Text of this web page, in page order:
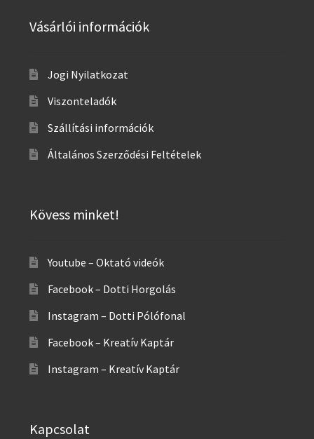
Vásárlói információk
Jogi Nyilatkozat
Viszonteladók
Szállítási információk
Általános Szerződési Feltételek
Kövess minket!
Youtube – Oktató videók
Facebook – Dotti Horgolás
Instagram – Dotti Pólófonal
Facebook – Kreatív Kaptár
Instagram – Kreatív Kaptár
Kapcsolat